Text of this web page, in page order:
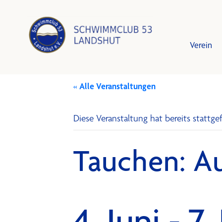
Verein
« Alle Veranstaltungen
Diese Veranstaltung hat bereits
Tauchen: